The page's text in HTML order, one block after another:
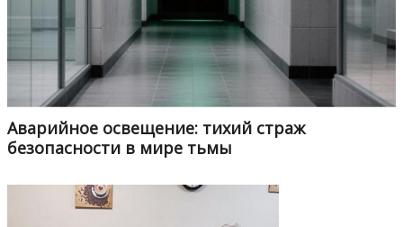
Аварийное освещение: тихий страж
безопасности в мире тьмы